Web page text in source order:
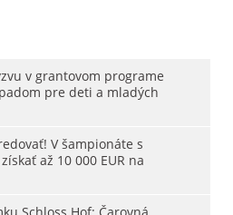
v grantovom programe
pre deti a mladých
V šampionáte s
až 10 000 EUR na
Schloss Hof: Čarovná